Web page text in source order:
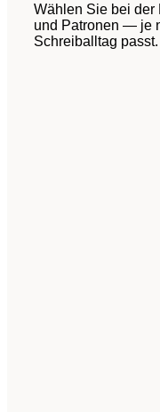
Wählen Sie bei der
und Patronen — je
Schreiballtag passt.